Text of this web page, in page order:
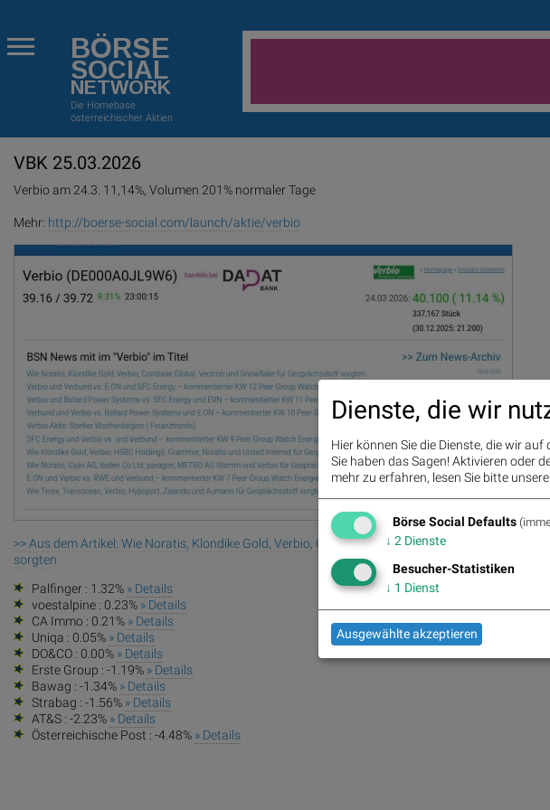
BÖRSE
SOCIAL
NETWORK
Die Homebase
österreichischer Aktien
VBK 25.03.2026
Verbio am 24.3. 11,14%, Volumen 201% normaler Tage
Mehr: http://boerse-social.com/launch/aktie/verbio
>> Aus dem Artikel: Wie Noratis, Klondike Gold, Verbio, Coinbase Global, Vectron und Snowflake
sorgten
Palfinger : 1.32% » Details
voestalpine : 0.23% » Details
CA Immo : 0.21% » Details
Uniqa : 0.05% » Details
DO&CO : 0.00% » Details
Erste Group : -1.19% » Details
Bawag : -1.34% » Details
Strabag : -1.56% » Details
AT&S : -2.23% » Details
Österreichische Post : -4.48% » Details
Dienste, die wir
Hier können Sie die Dienste, die wir
Sie haben das Sagen! Aktivieren oder
mehr zu erfahren, lesen Sie bitte unsere
Börse Social Defaults
↓ 2 Dienste
Besucher-Statistiken
↓ 1 Dienst
Ausgewählte akzeptieren